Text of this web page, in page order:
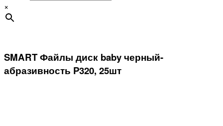
×
SMART Файлы диск baby черный-
абразивность P320, 25шт